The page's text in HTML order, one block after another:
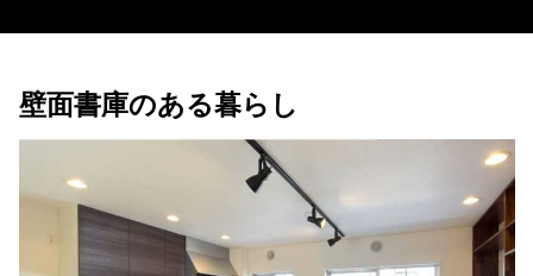
壁面書庫のある暮らし